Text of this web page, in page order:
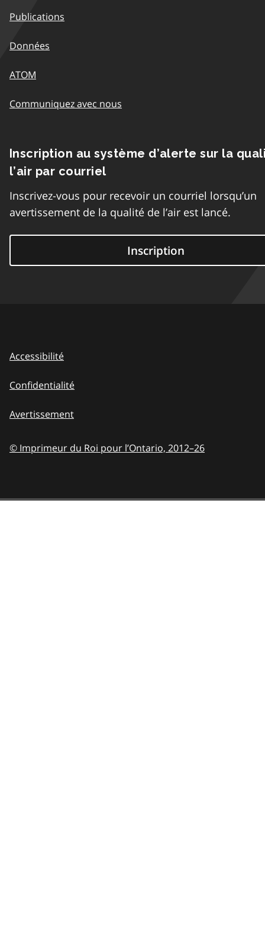
Publications
Données
ATOM
Communiquez avec nous
Inscription au système d’alerte sur la
l’air par courriel
Inscrivez-vous pour recevoir un courriel lorsqu’un
avertissement de la qualité de l’air est lancé.
Inscription
Accessibilité
Confidentialité
Avertissement
© Imprimeur du Roi pour l’Ontario, 2012–26